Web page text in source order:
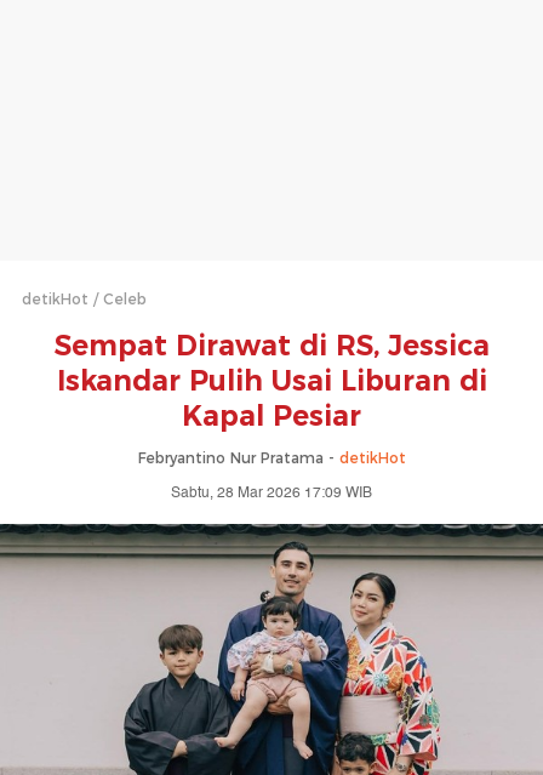
detikHot Celeb
Sempat Dirawat di RS, Jessica
Iskandar Pulih Usai Liburan di
Kapal Pesiar
Febryantino Nur Pratama - detikHot
Sabtu, 28 Mar 2026 17:09 WIB